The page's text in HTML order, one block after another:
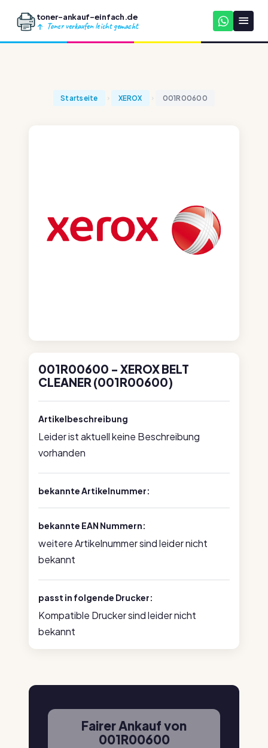
toner-ankauf-einfach.de
Toner verkaufen leicht gemacht
Startseite XEROX 001R00600
001R00600 - XEROX BELT
CLEANER (001R00600)
Artikelbeschreibung
Leider ist aktuell keine Beschreibung
vorhanden
bekannte Artikelnummer:
bekannte EAN Nummern:
weitere Artikelnummer sind leider nicht
bekannt
passt in folgende Drucker:
Kompatible Drucker sind leider nicht
bekannt
Fairer Ankauf von
001R00600